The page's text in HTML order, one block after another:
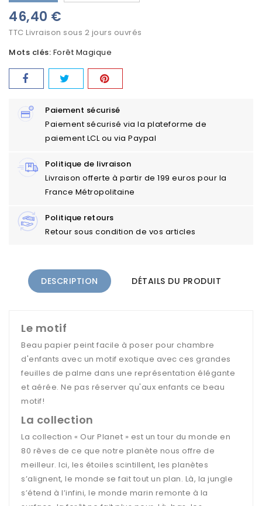
46,40 €
TTC Livraison sous 2 jours ouvrés
Mots clés: Forêt Magique
Paiement sécurisé
Paiement sécurisé via la plateforme de
paiement LCL ou via Paypal
Politique de livraison
Livraison offerte à partir de 199 euros pour la
France Métropolitaine
Politique retours
Retour sous condition de vos articles
DESCRIPTION DÉTAILS DU PRODUIT
Le motif
Beau papier peint facile à poser pour chambre
d'enfants avec un motif exotique avec ces grandes
feuilles de palme dans une représentation élégante
et aérée. Ne pas réserver qu'aux enfants ce beau
motif!
La collection
La collection « Our Planet » est un tour du monde en
80 rêves de ce que notre planète nous offre de
meilleur. Ici, les étoiles scintillent, les planètes
s’alignent, le monde se fait tout un plan. Là, la jungle
s’étend à l’infini, le monde marin remonte à la